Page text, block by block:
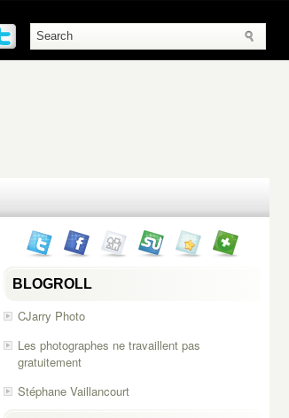
BLOGROLL
CJarry Photo
Les photographes ne travaillent pas
gratuitement
Stéphane Vaillancourt